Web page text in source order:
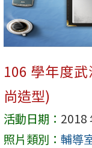
106 學年度
尚造型)
活動日期： 2018
照片類別： 輔導